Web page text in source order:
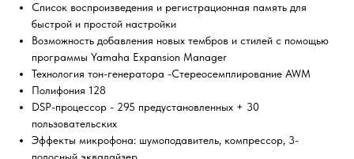
Список воспроизведения и регистрационная память для
быстрой и простой настройки
Возможность добавления новых тембров и стилей с помощью
программы Yamaha Expansion Manager
Технология тон-генератора -Стереосемплирование AWM
Полифония 128
DSP-процессор - 295 предустановленных + 30
пользовательских
Эффекты микрофона: шумоподавитель, компрессор, 3-